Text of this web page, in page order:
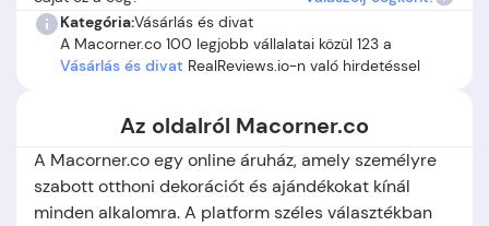
Kategória:Vásárlás és divat
A Macorner.co 100 legjobb vállalatai közül 123 a
Vásárlás és divat RealReviews.io-n való hirdetéssel
Az oldalról Macorner.co
A Macorner.co egy online áruház, amely személyre
szabott otthoni dekorációt és ajándékokat kínál
minden alkalomra. A platform széles választékban